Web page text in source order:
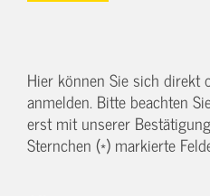
Hier können Sie sich direkt
anmelden. Bitte beachten
erst mit unserer
Sternchen (*) markierte